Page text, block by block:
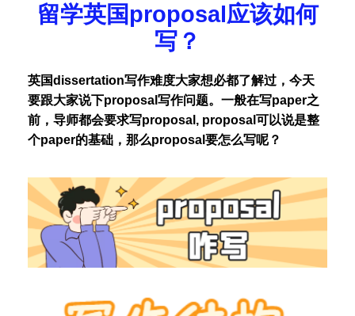
留学英国proposal应该如何
写？
英国dissertation写作难度大家想必都了解过，今天
要跟大家说下proposal写作问题。一般在写paper之
前，导师都会要求写proposal, proposal可以说是整
个paper的基础，那么proposal要怎么写呢？